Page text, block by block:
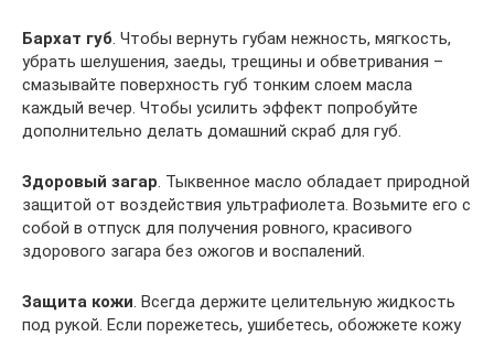
Бархат губ. Чтобы вернуть губам нежность, мягкость,
убрать шелушения, заеды, трещины и обветривания –
смазывайте поверхность губ тонким слоем масла
каждый вечер. Чтобы усилить эффект попробуйте
дополнительно делать домашний скраб для губ.
Здоровый загар. Тыквенное масло обладает природной
защитой от воздействия ультрафиолета. Возьмите его с
собой в отпуск для получения ровного, красивого
здорового загара без ожогов и воспалений.
Защита кожи. Всегда держите целительную жидкость
под рукой. Если порежетесь, ушибетесь, обожжете кожу